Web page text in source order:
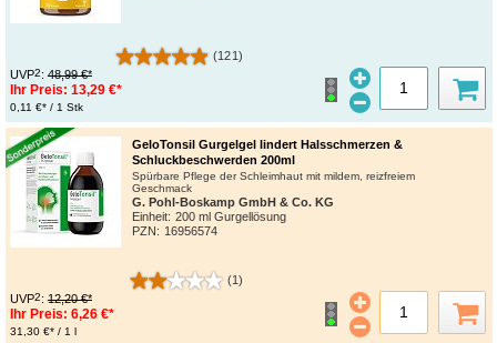
(121)
UVP2: 48,99 €*
Ihr Preis: 13,29 €*
0,11 €* / 1 Stk
GeloTonsil Gurgelgel lindert Halsschmerzen &
Schluckbeschwerden 200ml
Spürbare Pflege der Schleimhaut mit mildem, reizfreiem
Geschmack
G. Pohl-Boskamp GmbH & Co. KG
Einheit: 200 ml Gurgellösung
PZN : 16956574
(1)
UVP2: 12,20 €*
Ihr Preis: 6,26 €*
31,30 €* / 1 l